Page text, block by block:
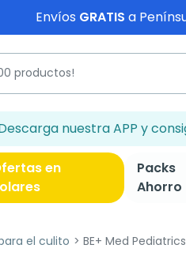
Envíos GRATIS a
nuestra APP y
en
Packs
Ahorro
el culito BE+ Med